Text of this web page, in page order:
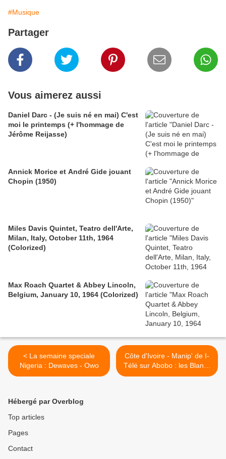
#Musique
Partager
Vous aimerez aussi
Daniel Darc - (Je suis né en mai) C'est
moi le printemps (+ l'hommage de
Jérôme Reijasse)
Annick Morice et André Gide jouant
Chopin (1950)
Miles Davis Quintet, Teatro dell'Arte,
Milan, Italy, October 11th, 1964
(Colorized)
Max Roach Quartet & Abbey Lincoln,
Belgium, January 10, 1964 (Colorized)
< La semaine speciale
Nigeria : Dewaves - Owo
Côte d'Ivoire - Manip' de I-
Télé sur Abobo : les Blancs
n'y voient que du feu >
Hébergé par Overblog
Top articles
Pages
Contact